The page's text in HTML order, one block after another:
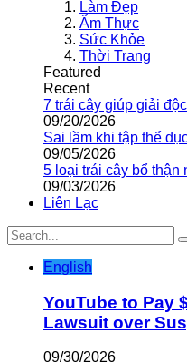
Làm Đẹp
Ẩm Thực
Sức Khỏe
Thời Trang
Featured
Recent
7 trái cây giúp giải
09/20/2026
Sai lầm khi tập thể
09/05/2026
5 loại trái cây bổ thận
09/03/2026
Liên Lạc
English
YouTube to Pay
Lawsuit over
09/30/2026